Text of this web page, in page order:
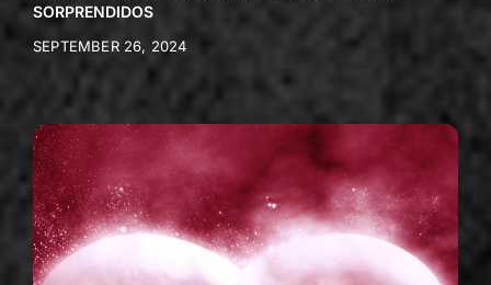
SORPRENDIDOS
SEPTEMBER 26, 2024